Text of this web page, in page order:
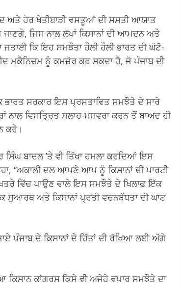
ਅਤੇ ਹੋਰ ਖੇਤੀਬਾੜੀ ਵਸਤੂਆਂ ਦੀ ਸਸਤੀ ਆਯਾਤ
ਜਿਸ ਨਾਲ ਲੱਖਾਂ ਕਿਸਾਨਾਂ ਦੀ ਆਮਦਨ ਅਤੇ
ਜਤਾਈ ਕਿ ਇਹ ਸਮਝੌਤਾ ਹੌਲੀ ਹੌਲੀ ਭਾਰਤ ਦੀ ਘੱਟੋ-
ਮਕੈਨਿਜ਼ਮ ਨੂੰ ਕਮਜ਼ੋਰ ਕਰ ਸਕਦਾ ਹੈ, ਜੋ ਪੰਜਾਬ ਦੀ
ਸਰਕਾਰ ਇਸ ਪ੍ਰਸਤਾਵਿਤ ਸਮਝੌਤੇ ਦੇ ਸਾਰੇ
ਵਿਸਤ੍ਰਿਤ ਸਲਾਹ-ਮਸ਼ਵਰਾ ਕਰਨ ਤੋਂ ਬਾਅਦ ਹੀ
ਕਰੇ।
ਬਾਦਲ ’ਤੇ ਵੀ ਤਿੱਖਾ ਹਮਲਾ ਕਰਦਿਆਂ ਇਸ
“ਅਕਾਲੀ ਦਲ ਆਪਣੇ ਆਪ ਨੂੰ ਕਿਸਾਨਾਂ ਦੀ ਪਾਰਟੀ
ਵਿੱਚ ਪਾਉਣ ਵਾਲੇ ਇਸ ਸਮਝੌਤੇ ਦੇ ਖਿਲਾਫ ਇੱਕ
ਸੁਆਰਥ ਅਤੇ ਕਿਸਾਨਾਂ ਪ੍ਰਤੀ ਵਚਨਬੱਧਤਾ ਦੀ ਘਾਟ
ਪੰਜਾਬ ਦੇ ਕਿਸਾਨਾਂ ਦੇ ਹਿੱਤਾਂ ਦੀ ਰੱਖਿਆ ਲਈ ਅੱਗੇ
ਕਾਂਗਰਸ ਕਿਸੇ ਵੀ ਅਜੇਹੇ ਵਪਾਰ ਸਮਝੌਤੇ ਦਾ